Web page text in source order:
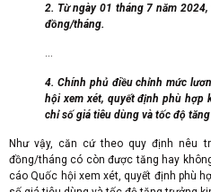
2. Từ ngày 01 tháng 7 năm
đồng/tháng.
…
4. Chính phủ điều chỉnh mức
hội xem xét, quyết định phù hợp
chỉ số giá tiêu dùng và tốc độ
Như vậy, căn cứ theo quy định nêu
đồng/tháng có còn được tăng hay
cáo Quốc hội xem xét, quyết định phù